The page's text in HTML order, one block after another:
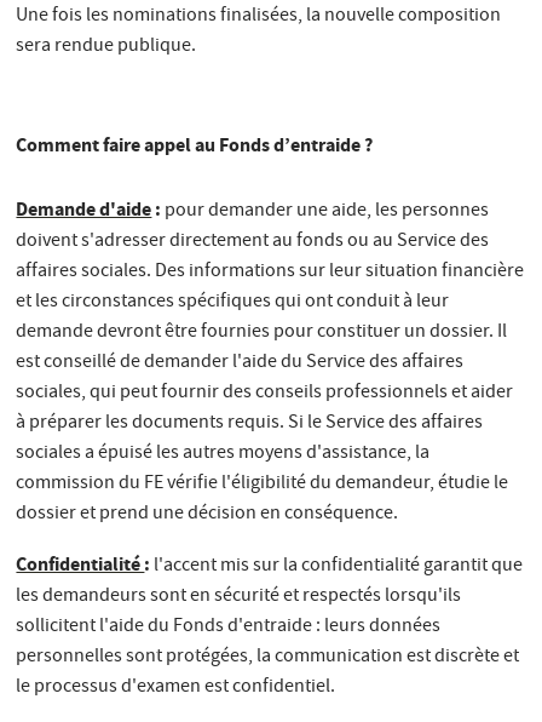
Une fois les nominations finalisées, la nouvelle composition
sera rendue publique.
Comment faire appel au Fonds d’entraide ?
Demande d'aide: pour demander une aide, les personnes
doivent s'adresser directement au fonds ou au Service des
affaires sociales. Des informations sur leur situation financière
et les circonstances spécifiques qui ont conduit à leur
demande devront être fournies pour constituer un dossier. Il
est conseillé de demander l'aide du Service des affaires
sociales, qui peut fournir des conseils professionnels et aider
à préparer les documents requis. Si le Service des affaires
sociales a épuisé les autres moyens d'assistance, la
commission du FE vérifie l'éligibilité du demandeur, étudie le
dossier et prend une décision en conséquence.
Confidentialité: l'accent mis sur la confidentialité garantit que
les demandeurs sont en sécurité et respectés lorsqu'ils
sollicitent l'aide du Fonds d'entraide : leurs données
personnelles sont protégées, la communication est discrète et
le processus d'examen est confidentiel.